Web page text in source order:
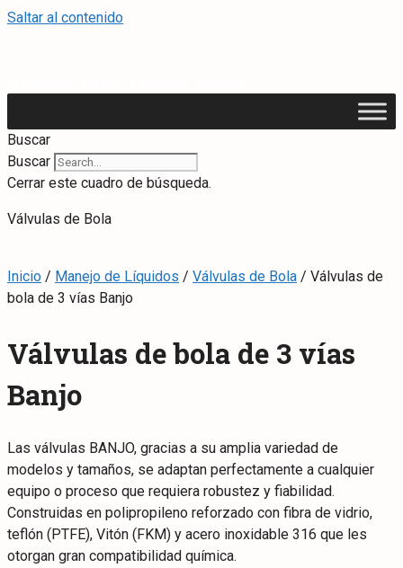
Saltar al contenido
Buscar
Buscar
Cerrar este cuadro de búsqueda.
Válvulas de Bola
Inicio / Manejo de Líquidos / Válvulas de Bola / Válvulas de
bola de 3 vías Banjo
Válvulas de bola de 3 vías
Banjo
Las válvulas BANJO, gracias a su amplia variedad de
modelos y tamaños, se adaptan perfectamente a cualquier
equipo o proceso que requiera robustez y fiabilidad.
Construidas en polipropileno reforzado con fibra de vidrio,
teflón (PTFE), Vitón (FKM) y acero inoxidable 316 que les
otorgan gran compatibilidad química.